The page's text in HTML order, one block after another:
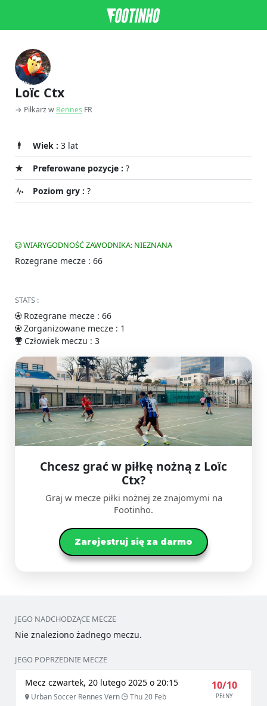
Loïc Ctx
→ Piłkarz w Rennes FR
Wiek : 3 lat
Preferowane pozycje : ?
Poziom gry : ?
WIARYGODNOŚĆ ZAWODNIKA: NIEZNANA
Rozegrane mecze : 66
STATS :
Rozegrane mecze : 66
Zorganizowane mecze : 1
Człowiek meczu : 3
Chcesz grać w piłkę nożną z Loïc
Ctx?
Graj w mecze piłki nożnej ze znajomymi na
Footinho.
Zarejestruj się za darmo
JEGO NADCHODZĄCE MECZE
Nie znaleziono żadnego meczu.
JEGO POPRZEDNIE MECZE
Mecz czwartek, 20 lutego 2025 o 20:15
Urban Soccer Rennes Vern Thu 20 Feb
10/10
PEŁNY